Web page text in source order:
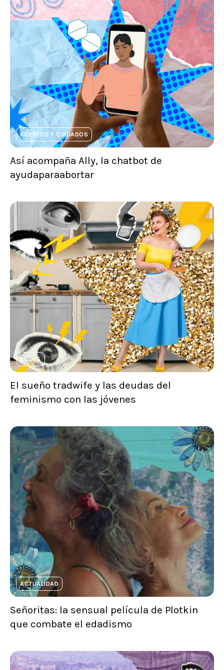
CUERPOS Y CUIDADOS
Así acompaña Ally, la chatbot de
ayudaparaabortar
VOCES
El sueño tradwife y las deudas del
feminismo con las jóvenes
ACTUALIDAD
Señoritas: la sensual película de Plotkin
que combate el edadismo